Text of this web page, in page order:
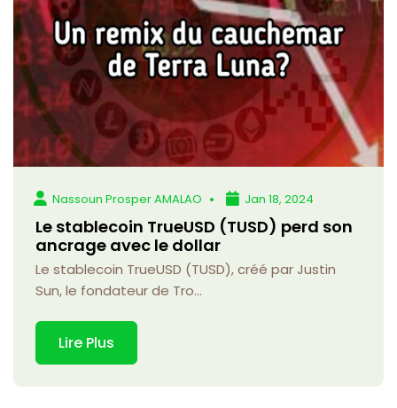
Nassoun Prosper AMALAO Jan 18, 2024
Le stablecoin TrueUSD (TUSD) perd son
ancrage avec le dollar
Le stablecoin TrueUSD (TUSD), créé par Justin
Sun, le fondateur de Tro...
Lire Plus